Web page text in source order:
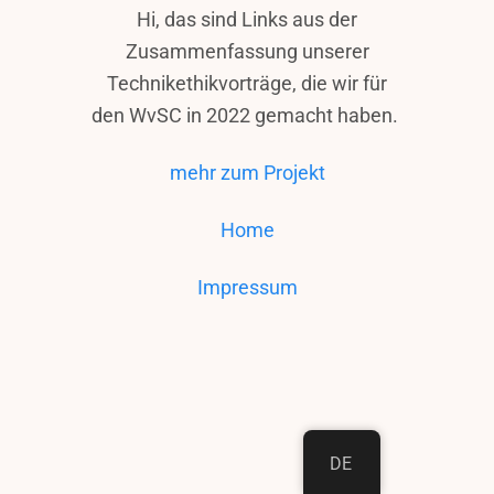
Hi, das sind Links aus der
Zusammenfassung unserer
Technikethikvorträge, die wir für
den WvSC in 2022 gemacht haben.
mehr zum Projekt
Home
Impressum
DE